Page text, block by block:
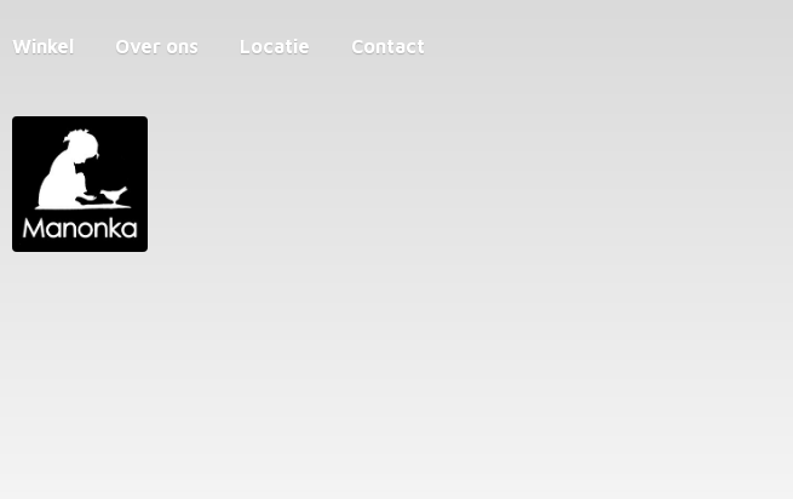
Winkel Over ons Locatie Contact